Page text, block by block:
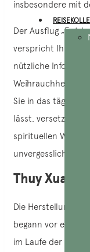
insbesondere mit
Der Ausflug
verspricht Ihnen
nützliche
Sie in das tägliche
lässt, versetzt sie
spirituellen Werte
unvergessliches
Thuy Xuan-
Die Herstellung
begann vor etwa
im Laufe der Zeit